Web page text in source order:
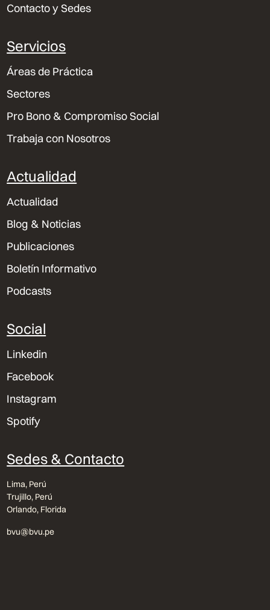
Contacto y Sedes
Servicios
Áreas de Práctica
Sectores
Pro Bono & Compromiso Social
Trabaja con Nosotros
Actualidad
Actualidad
Blog & Noticias
Publicaciones
Boletín Informativo
Podcasts
Social
Linkedin
Facebook
Instagram
Spotify
Sedes & Contacto
Lima, Perú
Trujillo, Perú
Orlando, Florida
bvu@bvu.pe